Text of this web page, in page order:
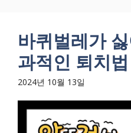
바퀴벌레가
과적인 퇴치
2024년 10월 13일